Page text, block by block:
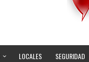
RECONOCE PEPE SALDÍVAR A
SON MUJERES GUADALUPENSES
LOCALES SEGURIDAD